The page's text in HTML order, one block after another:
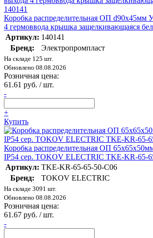
Коробка распределительная ОП d90х45мм
4 гермоввода крышка защелкивающаяся
Артикул: 140141
Бренд:
Электропромпласт
На складе 125 шт.
Обновлено 08.08.2026
Розничная цена:
61.61 руб. / шт.
-
+
Купить
Коробка распределительная ОП
IP54 сер. TOKOV ELECTRIC TKE-KR-65-
Артикул: TKE-KR-65-65-50-C06
Бренд:
TOKOV ELECTRIC
На складе 3091 шт.
Обновлено 08.08.2026
Розничная цена:
61.67 руб. / шт.
-